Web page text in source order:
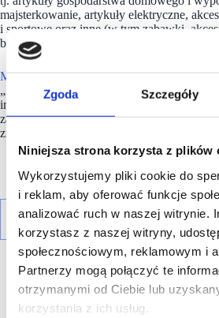
Zgoda Szczegóły
Niniejsza strona korzysta z plików
Wykorzystujemy pliki cookie do
i reklam, aby oferować funkcje
analizować ruch w naszej witrynie.
korzystasz z naszej witryny,
społecznościowym, reklamowym i
Partnerzy mogą połączyć te
otrzymanymi od Ciebie lub
korzystania z ich usług.
majsterkowanie, artykuły elektryczne,
i sportowe oraz inne (w tym zabawki,
biżuteria).
MR.DIYpozostaje wierny obietnicy
„Zawsze Niskich Cen”. Firma nieustannie
innowacyjnych sposobów na wzbogacenie
zakupowych konsumentów, zapewniając,
znajdzie wartość i satysfakcję w tym, co